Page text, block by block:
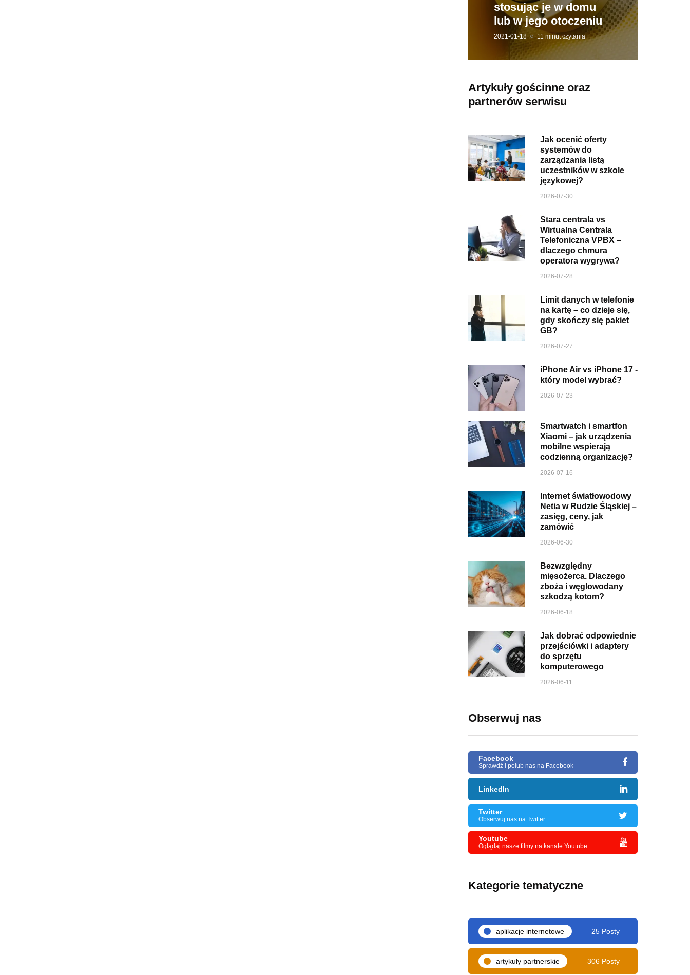
stosując je w domu
lub w jego otoczeniu
2021-01-18 11 minut czytania
Artykuły gościnne oraz
partnerów serwisu
Jak ocenić oferty
systemów do
zarządzania listą
uczestników w szkole
językowej?
2026-07-30
Stara centrala vs
Wirtualna Centrala
Telefoniczna VPBX –
dlaczego chmura
operatora wygrywa?
2026-07-28
Limit danych w telefonie
na kartę – co dzieje się,
gdy skończy się pakiet
GB?
2026-07-27
iPhone Air vs iPhone 17 -
który model wybrać?
2026-07-23
Smartwatch i smartfon
Xiaomi – jak urządzenia
mobilne wspierają
codzienną organizację?
2026-07-16
Internet światłowodowy
Netia w Rudzie Śląskiej –
zasięg, ceny, jak
zamówić
2026-06-30
Bezwzględny
mięsożerca. Dlaczego
zboża i węglowodany
szkodzą kotom?
2026-06-18
Jak dobrać odpowiednie
przejściówki i adaptery
do sprzętu
komputerowego
2026-06-11
Obserwuj nas
Facebook
Sprawdź i polub nas na Facebook
LinkedIn
Twitter
Obserwuj nas na Twitter
Youtube
Oglądaj nasze filmy na kanale Youtube
Kategorie tematyczne
aplikacje internetowe 25 Posty
artykuły partnerskie 306 Posty